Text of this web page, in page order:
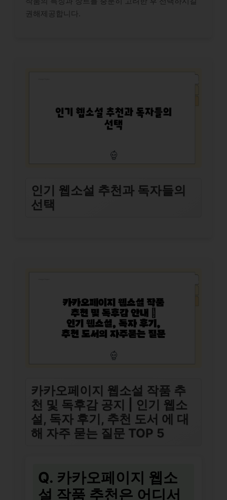
권해제공합니다.
인기 웹소설 추천과 독자들의
선택
카카오페이지 웹소설 작품 추
천 및 독후감 공지 | 인기 웹소
설, 독자 후기, 추천 도서 에 대
해 자주 묻는 질문 TOP 5
Q. 카카오페이지 웹소
설 작품 추천은 어디서